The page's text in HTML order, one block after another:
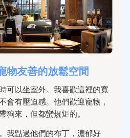
物友善的放鬆空間
可以坐室外。我喜歡這裡的寬
會有壓迫感。他們歡迎寵物，
狗來，但都蠻規矩的。
我點過他們的布丁，濃郁好